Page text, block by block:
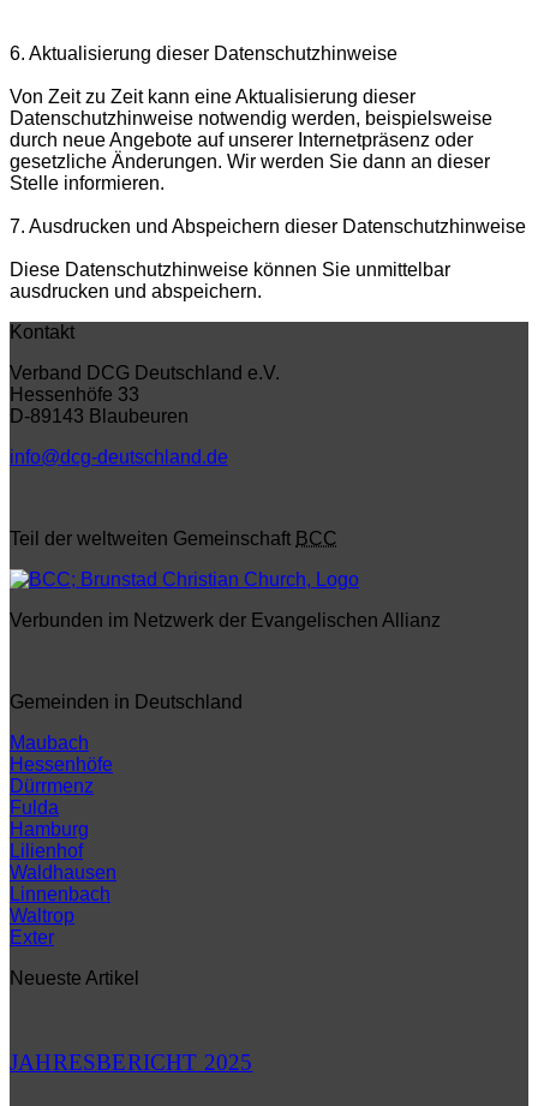
6. Aktualisierung dieser Datenschutzhinweise
Von Zeit zu Zeit kann eine Aktualisierung dieser
Datenschutzhinweise notwendig werden, beispielsweise
durch neue Angebote auf unserer Internetpräsenz oder
gesetzliche Änderungen. Wir werden Sie dann an dieser
Stelle informieren.
7. Ausdrucken und Abspeichern dieser Datenschutzhinweise
Diese Datenschutzhinweise können Sie unmittelbar
ausdrucken und abspeichern.
Kontakt
Verband DCG Deutschland e.V.
Hessenhöfe 33
D-89143 Blaubeuren
info@dcg-deutschland.de
Teil der weltweiten Gemeinschaft BCC
Verbunden im Netzwerk der Evangelischen Allianz
Gemeinden in Deutschland
Maubach
Hessenhöfe
Dürrmenz
Fulda
Hamburg
Lilienhof
Waldhausen
Linnenbach
Waltrop
Exter
Neueste Artikel
JAHRESBERICHT 2025